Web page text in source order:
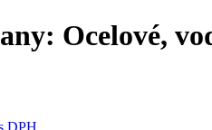
Ocelové,
DPH